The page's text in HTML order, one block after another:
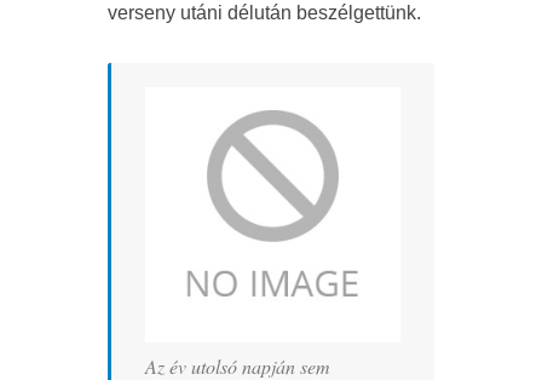
verseny utáni délután beszélgettünk.
Az év utolsó napján sem